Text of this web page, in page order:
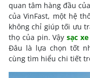
quan tâm hàng đầu
của VinFast, một hệ
không chỉ giúp tối ưu
thọ của pin. Vậysạc
Đâu là lựa chọn tốt
cùng tìm hiểu chi tiết